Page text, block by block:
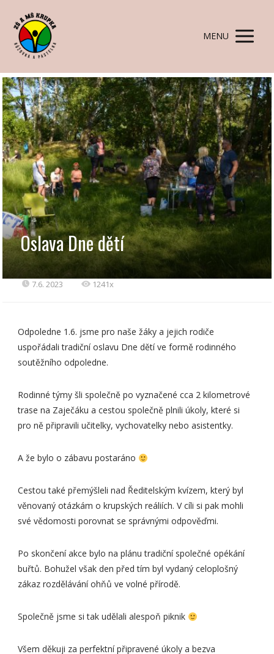
MENU
Oslava Dne dětí
7.6. 2023 1241x
Odpoledne 1.6. jsme pro naše žáky a jejich rodiče
uspořádali tradiční oslavu Dne dětí ve formě rodinného
soutěžního odpoledne.
Rodinné týmy šli společně po vyznačené cca 2 kilometrové
trase na Zaječáku a cestou společně plnili úkoly, které si
pro ně připravili učitelky, vychovatelky nebo asistentky.
A že bylo o zábavu postaráno
Cestou také přemýšleli nad Ředitelským kvízem, který byl
věnovaný otázkám o krupských reáliích. V cíli si pak mohli
své vědomosti porovnat se správnými odpověďmi.
Po skončení akce bylo na plánu tradiční společné opékání
buřtů. Bohužel však den před tím byl vydaný celoplošný
zákaz rozdělávání ohňů ve volné přírodě.
Společně jsme si tak udělali alespoň piknik
Všem děkuji za perfektní připravené úkoly a bezva